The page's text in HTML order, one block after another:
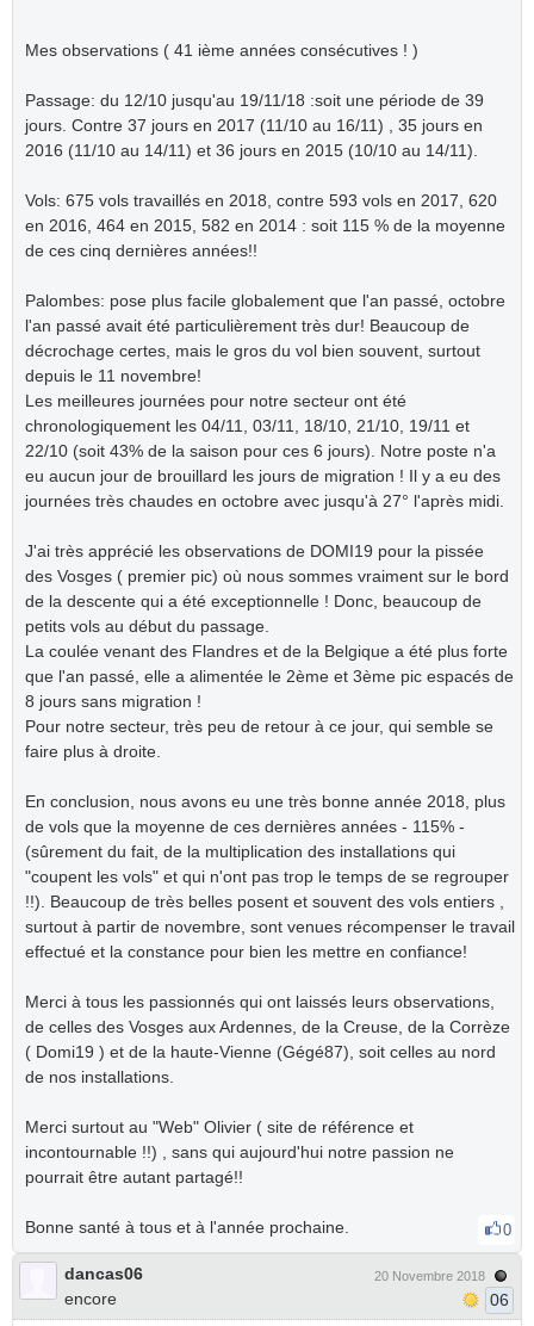
Mes observations ( 41 ième années consécutives ! )
Passage: du 12/10 jusqu'au 19/11/18 :soit une période de 39
jours. Contre 37 jours en 2017 (11/10 au 16/11) , 35 jours en
2016 (11/10 au 14/11) et 36 jours en 2015 (10/10 au 14/11).
Vols: 675 vols travaillés en 2018, contre 593 vols en 2017, 620
en 2016, 464 en 2015, 582 en 2014 : soit 115 % de la moyenne
de ces cinq dernières années!!
Palombes: pose plus facile globalement que l'an passé, octobre
l'an passé avait été particulièrement très dur! Beaucoup de
décrochage certes, mais le gros du vol bien souvent, surtout
depuis le 11 novembre!
Les meilleures journées pour notre secteur ont été
chronologiquement les 04/11, 03/11, 18/10, 21/10, 19/11 et
22/10 (soit 43% de la saison pour ces 6 jours). Notre poste n'a
eu aucun jour de brouillard les jours de migration ! Il y a eu des
journées très chaudes en octobre avec jusqu'à 27° l'après midi.
J'ai très apprécié les observations de DOMI19 pour la pissée
des Vosges ( premier pic) où nous sommes vraiment sur le bord
de la descente qui a été exceptionnelle ! Donc, beaucoup de
petits vols au début du passage.
La coulée venant des Flandres et de la Belgique a été plus forte
que l'an passé, elle a alimentée le 2ème et 3ème pic espacés de
8 jours sans migration !
Pour notre secteur, très peu de retour à ce jour, qui semble se
faire plus à droite.
En conclusion, nous avons eu une très bonne année 2018, plus
de vols que la moyenne de ces dernières années - 115% -
(sûrement du fait, de la multiplication des installations qui
"coupent les vols" et qui n'ont pas trop le temps de se regrouper
!!). Beaucoup de très belles posent et souvent des vols entiers ,
surtout à partir de novembre, sont venues récompenser le travail
effectué et la constance pour bien les mettre en confiance!
Merci à tous les passionnés qui ont laissés leurs observations,
de celles des Vosges aux Ardennes, de la Creuse, de la Corrèze
( Domi19 ) et de la haute-Vienne (Gégé87), soit celles au nord
de nos installations.
Merci surtout au "Web" Olivier ( site de référence et
incontournable !!) , sans qui aujourd'hui notre passion ne
pourrait être autant partagé!!
Bonne santé à tous et à l'année prochaine. 0
dancas06
encore
20 Novembre 2018
06